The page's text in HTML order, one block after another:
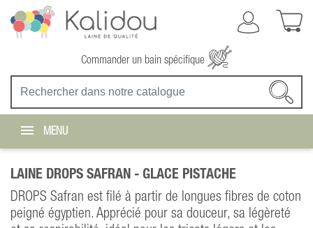
Commander un bain spécifique
MENU
LAINE DROPS SAFRAN - GLACE PISTACHE
DROPS Safran est filé à partir de longues fibres de coton
peigné égyptien. Apprécié pour sa douceur, sa légèreté